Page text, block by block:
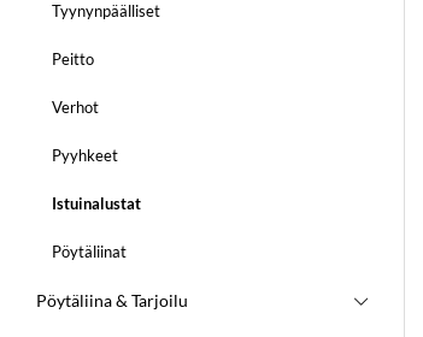
Tyynynpäälliset
Peitto
Verhot
Pyyhkeet
Istuinalustat
Pöytäliinat
Pöytäliina & Tarjoilu